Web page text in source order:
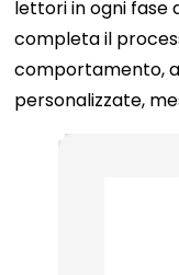
lettori in ogni fase
completa il
comportamento,
personalizzate,